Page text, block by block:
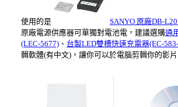
使用的是 SANYO 原廠DB-
原廠電源供應器可單獨對電池電，建議選購通
(LEC-5677) 、 台製LED雙槽快速充電器(EC-
輯軟體(有中文)，讓你可以於電腦剪輯你的影片